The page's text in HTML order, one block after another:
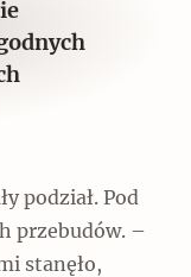
podział. Pod
przebudów. –
stanęło,